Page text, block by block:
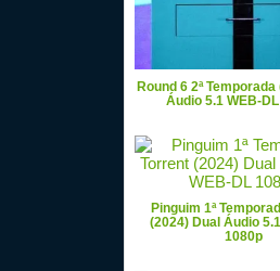
Round 6 2ª Temporada
Áudio 5.1 WEB-
Pinguim 1ª
(2024) Dual Áudio
1080p